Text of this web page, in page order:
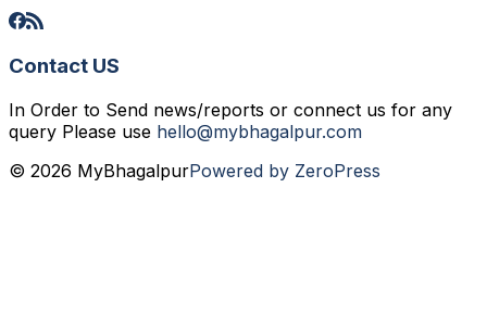
Contact US
In Order to Send news/reports or connect us for any
query Please use hello@mybhagalpur.com
© 2026 MyBhagalpurPowered by ZeroPress